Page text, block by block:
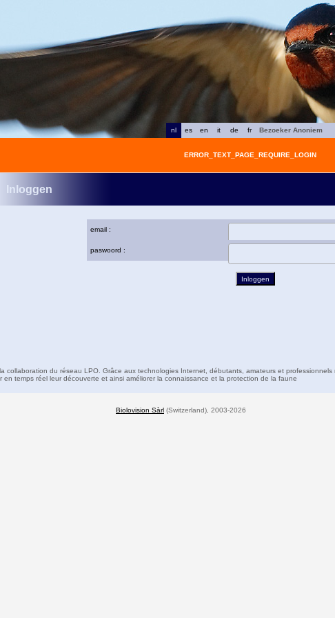
fr
de
it
en
es
nl
Bezoeker Anoniem
ERROR_TEXT_PAGE_REQUIRE_LOGIN
Inloggen
email :
paswoord :
collaboration du réseau LPO. Grâce aux technologies Internet, débutants, amateurs et professionnels
en temps réel leur découverte et ainsi améliorer la connaissance et la protection de la faune
Biolovision Sàrl (Switzerland), 2003-2026